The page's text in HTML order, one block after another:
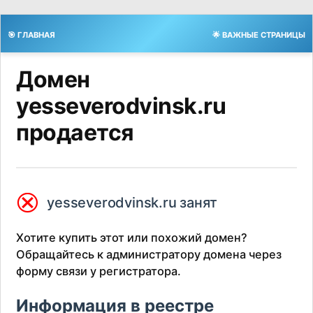
🎯 ГЛАВНАЯ 🌟 ВАЖНЫЕ СТРАНИЦЫ
Домен
yesseverodvinsk.ru
продается
⮿ yesseverodvinsk.ru занят
Хотите купить этот или похожий домен?
Обращайтесь к администратору домена через
форму связи у регистратора.
Информация в реестре